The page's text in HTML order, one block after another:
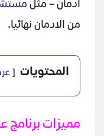
ادمان – مثل
من الادمان نهائيا.
المحتويات
مميزات برنامج